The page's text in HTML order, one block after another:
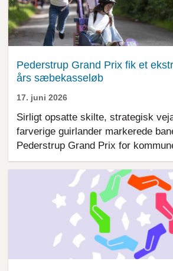
Pederstrup Grand Prix fik et
års sæbekasseløb
17. juni 2026
Sirligt opsatte skilte, strategisk
farverige guirlander markerede
Pederstrup Grand Prix for